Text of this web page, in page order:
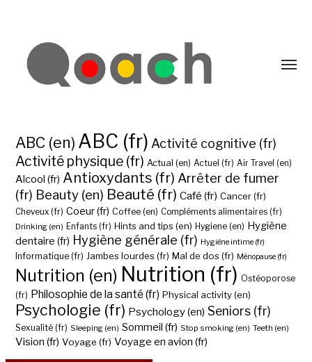
ABC (en) ABC (fr) Activité cognitive (fr)
Activité physique (fr) Actual (en) Actuel (fr) Air Travel (en)
Alcool (fr) Antioxydants (fr) Arrêter de fumer
(fr) Beauty (en) Beauté (fr) Café (fr) Cancer (fr)
Cheveux (fr) Coeur (fr) Coffee (en) Compléments alimentaires (fr)
Drinking (en) Enfants (fr) Hints and tips (en) Hygiene (en) Hygiène
dentaire (fr) Hygiène générale (fr) Hygiène intime (fr)
Informatique (fr) Jambes lourdes (fr) Mal de dos (fr) Ménopause (fr)
Nutrition (en) Nutrition (fr) Ostéoporose
(fr) Philosophie de la santé (fr) Physical activity (en)
Psychologie (fr) Psychology (en) Seniors (fr)
Sexualité (fr) Sleeping (en) Sommeil (fr) Stop smoking (en) Teeth (en)
Vision (fr) Voyage (fr) Voyage en avion (fr)